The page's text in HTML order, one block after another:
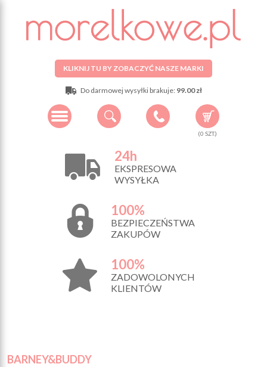
KLIKNIJ TU BY ZOBACZYĆ NASZE MARKI
Do darmowej wysyłki brakuje: 99.00 zł
(0 SZT.)
24h
EKSPRESOWA
WYSYŁKA
100%
BEZPIECZEŃSTWA
ZAKUPÓW
100%
ZADOWOLONYCH
KLIENTÓW
BARNEY&BUDDY